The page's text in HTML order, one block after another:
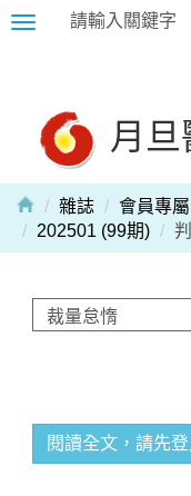
Toggle
月
雜誌 會員專
202501 (99期)
閱讀全文，請先